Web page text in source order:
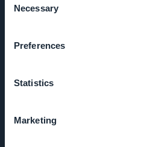
Selection
Necessary
Preferences
Statistics
Marketing
privacidad y